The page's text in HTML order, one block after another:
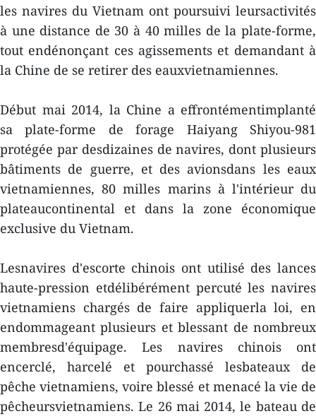
les navires du Vietnam ont poursuivi leursactivités
à une distance de 30 à 40 milles de la plate-forme,
tout endénonçant ces agissements et demandant à
la Chine de se retirer des eauxvietnamiennes.
Début mai 2014, la Chine a effrontémentimplanté
sa plate-forme de forage Haiyang Shiyou-981
protégée par desdizaines de navires, dont plusieurs
bâtiments de guerre, et des avionsdans les eaux
vietnamiennes, 80 milles marins à l'intérieur du
plateaucontinental et dans la zone économique
exclusive du Vietnam.
Lesnavires d'escorte chinois ont utilisé des lances
haute-pression etdélibérément percuté les navires
vietnamiens chargés de faire appliquerla loi, en
endommageant plusieurs et blessant de nombreux
membresd'équipage. Les navires chinois ont
encerclé, harcelé et pourchassé lesbateaux de
pêche vietnamiens, voire blessé et menacé la vie de
pêcheursvietnamiens. Le 26 mai 2014, le bateau de